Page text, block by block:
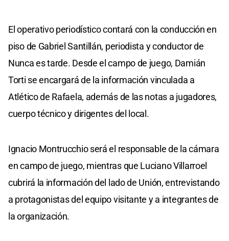
El operativo periodístico contará con la conducción en
piso de Gabriel Santillán, periodista y conductor de
Nunca es tarde. Desde el campo de juego, Damián
Torti se encargará de la información vinculada a
Atlético de Rafaela, además de las notas a jugadores,
cuerpo técnico y dirigentes del local.
Ignacio Montrucchio será el responsable de la cámara
en campo de juego, mientras que Luciano Villarroel
cubrirá la información del lado de Unión, entrevistando
a protagonistas del equipo visitante y a integrantes de
la organización.